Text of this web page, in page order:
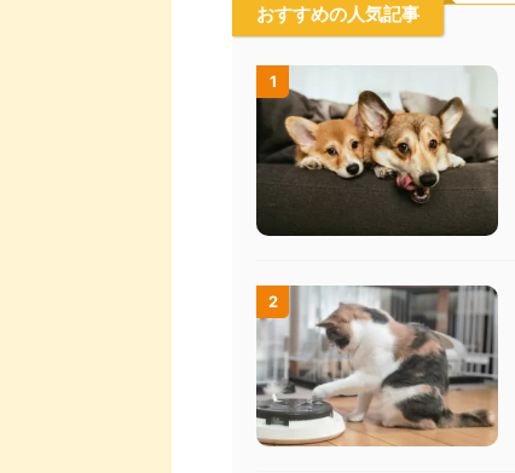
おすすめの人気記事
1
2